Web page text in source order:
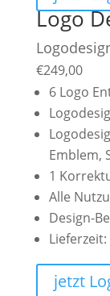
Logo
€249,00
6 Logo
Emblem,
1
Alle
Design-
jetzt